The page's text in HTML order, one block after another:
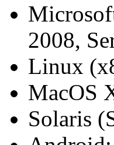
2008,
Linux
MacOS
Solaris